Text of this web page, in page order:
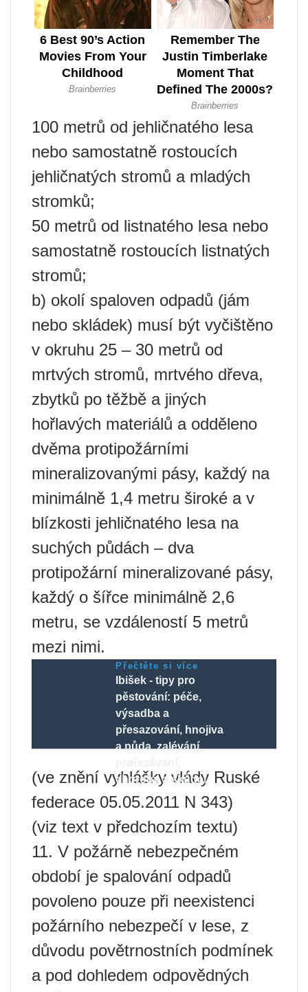
100 metrů od jehličnatého lesa
nebo samostatně rostoucích
jehličnatých stromů a mladých
stromků;
50 metrů od listnatého lesa nebo
samostatně rostoucích listnatých
stromů;
b) okolí spaloven odpadů (jám
nebo skládek) musí být vyčištěno
v okruhu 25 – 30 metrů od
mrtvých stromů, mrtvého dřeva,
zbytků po těžbě a jiných
hořlavých materiálů a odděleno
dvěma protipožárními
mineralizovanými pásy, každý na
minimálně 1,4 metru široké a v
blízkosti jehličnatého lesa na
suchých půdách – dva
protipožární mineralizované pásy,
každý o šířce minimálně 2,6
metru, se vzdáleností 5 metrů
mezi nimi.
Přečtěte si více
Ibišek - tipy pro
pěstování: péče,
výsadba a
přesazování, hnojiva
a půda, zalévání,
choroby a škůdci
(ve znění vyhlášky vlády Ruské
federace 05.05.2011 N 343)
(viz text v předchozím textu)
11. V požárně nebezpečném
období je spalování odpadů
povoleno pouze při neexistenci
požárního nebezpečí v lese, z
důvodu povětrnostních podmínek
a pod dohledem odpovědných